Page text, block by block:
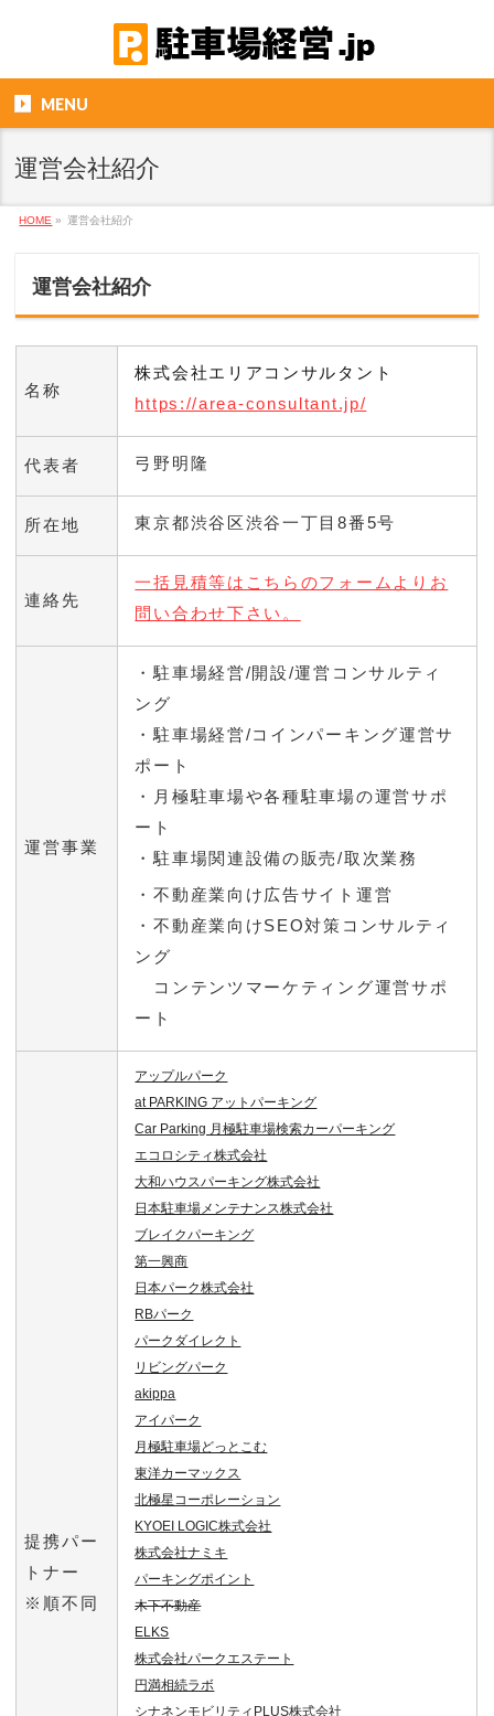
MENU
運営会社紹介
HOME » 運営会社紹介
運営会社紹介
名称
株式会社エリアコンサルタント
https://area-consultant.jp/
代表者 弓野明隆
所在地 東京都渋谷区渋谷一丁目8番5号
連絡先
一括見積等はこちらのフォームよりお
問い合わせ下さい。
運営事業
・駐車場経営/開設/運営コンサルティ
ング
・駐車場経営/コインパーキング運営サ
ポート
・月極駐車場や各種駐車場の運営サポ
ート
・駐車場関連設備の販売/取次業務
・不動産業向け広告サイト運営
・不動産業向けSEO対策コンサルティ
ング
コンテンツマーケティング運営サポ
ート
提携パー
トナー
※順不同
アップルパーク
at PARKING アットパーキング
Car Parking 月極駐車場検索カーパーキング
エコロシティ株式会社
大和ハウスパーキング株式会社
日本駐車場メンテナンス株式会社
ブレイクパーキング
第一興商
日本パーク株式会社
RBパーク
パークダイレクト
リビングパーク
akippa
アイパーク
月極駐車場どっとこむ
東洋カーマックス
北極星コーポレーション
KYOEI LOGIC株式会社
株式会社ナミキ
パーキングポイント
木下不動産
ELKS
株式会社パークエステート
円満相続ラボ
シナネンモビリティPLUS株式会社